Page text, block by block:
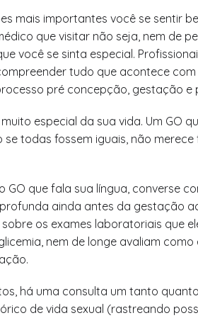
mais importantes você se sentir
que visitar não seja, nem de
você se sinta especial.
tudo que acontece
pré concepção, gestação e
especial da sua vida. Um GO
todas fossem iguais, não
GO que fala sua língua, converse
ainda antes da gestação
os exames laboratoriais que
nem de longe avaliam
há uma consulta um tanto
de vida sexual (rastreando